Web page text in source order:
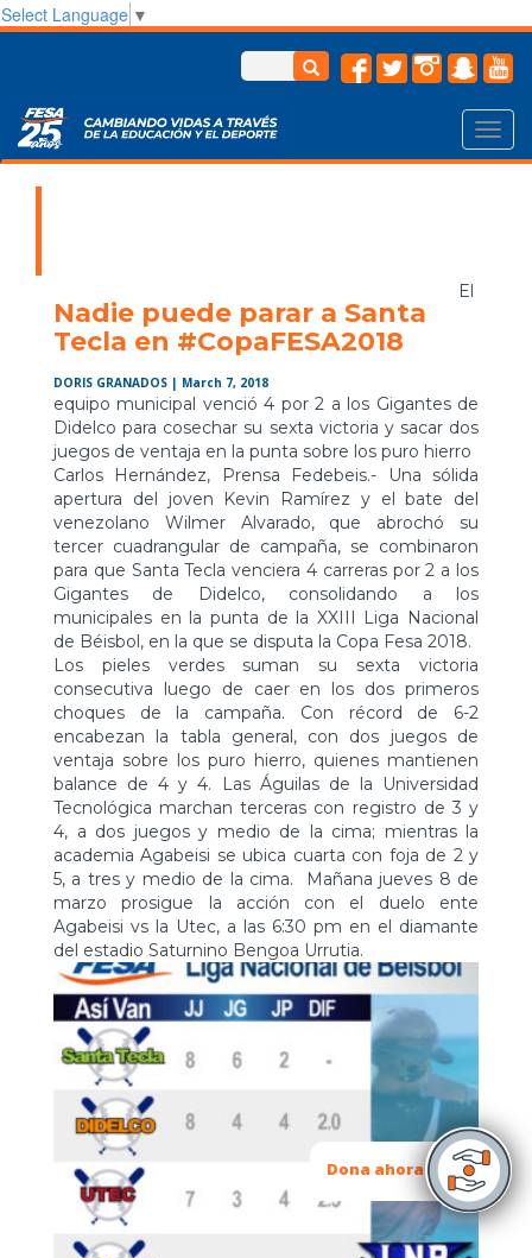
Select Language ▼
Dona ahora
Nadie puede parar a Santa
Tecla en #CopaFESA2018
DORIS GRANADOS | March 7, 2018
El
equipo municipal venció 4 por 2 a los Gigantes de
Didelco para cosechar su sexta victoria y sacar dos
juegos de ventaja en la punta sobre los puro hierro
Carlos Hernández, Prensa Fedebeis.- Una sólida
apertura del joven Kevin Ramírez y el bate del
venezolano Wilmer Alvarado, que abrochó su
tercer cuadrangular de campaña, se combinaron
para que Santa Tecla venciera 4 carreras por 2 a los
Gigantes de Didelco, consolidando a los
municipales en la punta de la XXIII Liga Nacional
de Béisbol, en la que se disputa la Copa Fesa 2018.
Los pieles verdes suman su sexta victoria
consecutiva luego de caer en los dos primeros
choques de la campaña. Con récord de 6-2
encabezan la tabla general, con dos juegos de
ventaja sobre los puro hierro, quienes mantienen
balance de 4 y 4. Las Águilas de la Universidad
Tecnológica marchan terceras con registro de 3 y
4, a dos juegos y medio de la cima; mientras la
academia Agabeisi se ubica cuarta con foja de 2 y
5, a tres y medio de la cima. Mañana jueves 8 de
marzo prosigue la acción con el duelo ente
Agabeisi vs la Utec, a las 6:30 pm en el diamante
del estadio Saturnino Bengoa Urrutia.